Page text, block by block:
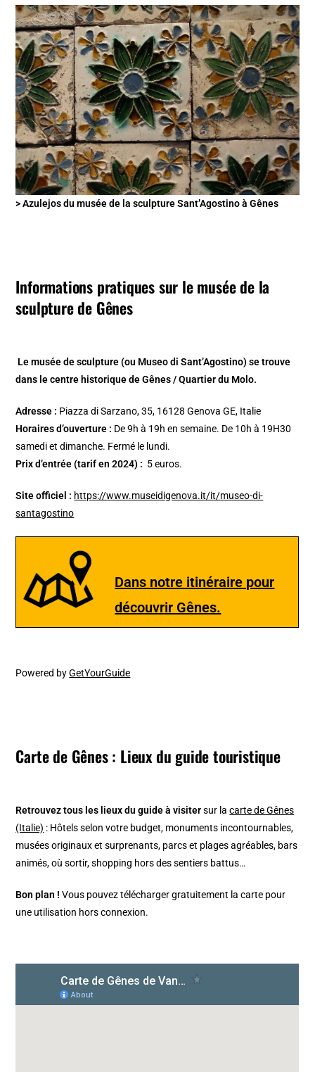
> Azulejos du musée de la sculpture Sant’Agostino à Gênes
Informations pratiques sur le musée de la
sculpture de Gênes
Le musée de sculpture (ou Museo di Sant’Agostino) se trouve
dans le centre historique de Gênes / Quartier du Molo.
Adresse : Piazza di Sarzano, 35, 16128 Genova GE, Italie
Horaires d’ouverture : De 9h à 19h en semaine. De 10h à 19H30
samedi et dimanche. Fermé le lundi.
Prix d’entrée (tarif en 2024) : 5 euros.
Site officiel : https://www.museidigenova.it/it/museo-di-
santagostino
Dans notre itinéraire pour
découvrir Gênes.
Powered byGetYourGuide
Carte de Gênes : Lieux du guide touristique
Retrouvez tous les lieux du guide à visitersur lacarte de Gênes
(Italie) : Hôtels selon votre budget, monuments incontournables,
musées originaux et surprenants, parcs et plages agréables, bars
animés, où sortir, shopping hors des sentiers battus…
Bon plan ! Vous pouvez télécharger gratuitement la carte pour
une utilisation hors connexion.